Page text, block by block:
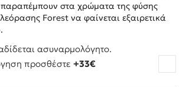
στα χρώματα της φύσης
Forest να φαίνεται εξαιρετικά
ασυναρμολόγητο.
προσθέστε +33€